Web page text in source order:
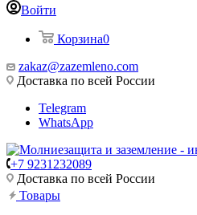
Войти
Корзина0
zakaz@zazemleno.com
Доставка по всей России
Telegram
WhatsApp
+7 9231232089
Доставка по всей России
Товары